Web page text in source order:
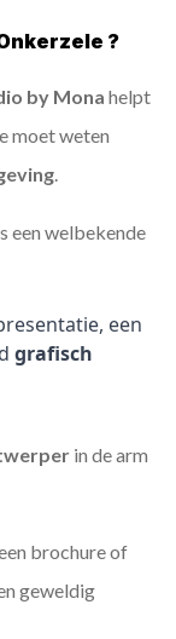
?
by Mona helpt
moet weten
een welbekende
een
grafisch
in de arm
brochure of
geweldig